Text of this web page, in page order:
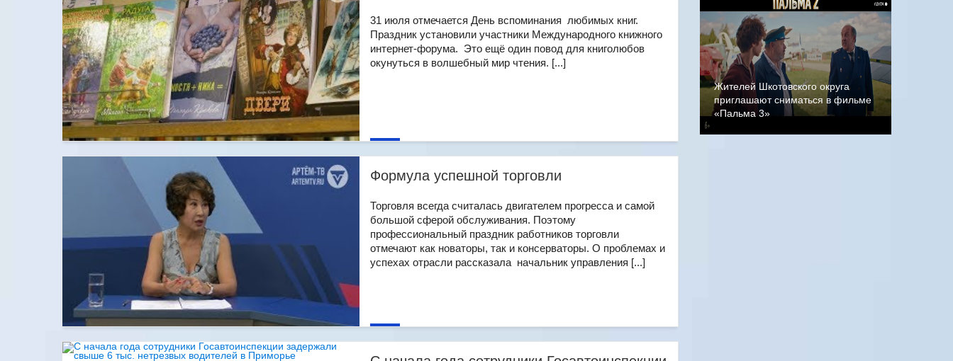
31 июля отмечается День вспоминания любимых книг.
Праздник установили участники Международного книжного
интернет-форума. Это ещё один повод для книголюбов
окунуться в волшебный мир чтения. [...]
Формула успешной торговли
Торговля всегда считалась двигателем прогресса и самой
большой сферой обслуживания. Поэтому
профессиональный праздник работников торговли
отмечают как новаторы, так и консерваторы. О проблемах и
успехах отрасли рассказала начальник управления [...]
Жителей Шкотовского округа
приглашают сниматься в фильме
«Пальма 3»